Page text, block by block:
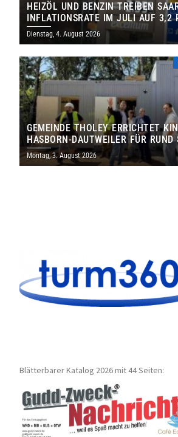
HEIZÖL UND BENZIN TREIBEN
INFLATIONSRATE IM JULI AUF 3,2
Dienstag, 4. August 2026
GEMEINDE THOLEY ERRICHTET
HASBORN-DAUTWEILER FÜR
MILLIONEN EURO
Montag, 3. August 2026
Blätterbarer Katalog 2026 mit 44 Seiten: